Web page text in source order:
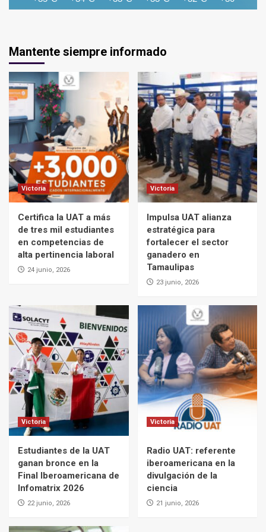
Mantente siempre informado
Victoria
Certifica la UAT a más
de tres mil estudiantes
en competencias de
alta pertinencia laboral
24 junio, 2026
Victoria
Impulsa UAT alianza
estratégica para
fortalecer el sector
ganadero en
Tamaulipas
23 junio, 2026
Victoria
Estudiantes de la UAT
ganan bronce en la
Final Iberoamericana de
Infomatrix 2026
22 junio, 2026
Victoria
Radio UAT: referente
iberoamericana en la
divulgación de la
ciencia
21 junio, 2026